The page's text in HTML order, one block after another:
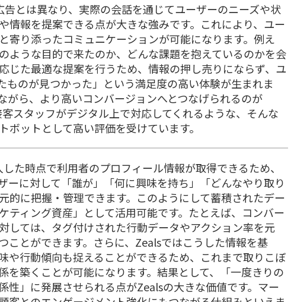
とは異なり、実際の会話を通じてユーザーのニーズや状
情報を提案できる点が大きな強みです。これにより、ユー
寄り添ったコミュニケーションが可能になります。例え
ような目的で来たのか、どんな課題を抱えているのかを会
じた最適な提案を行うため、情報の押し売りにならず、ユ
ものが見つかった」という満足度の高い体験が生まれま
がら、より高いコンバージョンへとつなげられるのが
スタッフがデジタル上で対応してくれるような、そんな
ットとして高い評価を受けています。
た時点で利用者のプロフィール情報が取得できるため、
ーに対して「誰が」「何に興味を持ち」「どんなやり取り
的に把握・管理できます。このようにして蓄積されたデー
ティング資産」として活用可能です。たとえば、コンバー
しては、タグ付けされた行動データやアクション率を元
ことができます。さらに、Zealsではこうした情報を基
や行動傾向も捉えることができるため、これまで取りこぼ
を築くことが可能になります。結果として、「一度きりの
性」に発展させられる点がZealsの大きな価値です。マー